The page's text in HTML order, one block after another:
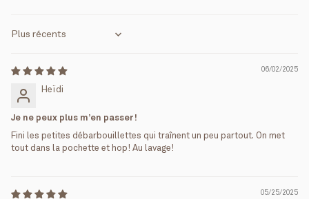
Sort by
06/02/2025
Heïdi
Je ne peux plus m’en passer!
Fini les petites débarbouillettes qui traînent un peu partout. On met
tout dans la pochette et hop! Au lavage!
05/25/2025